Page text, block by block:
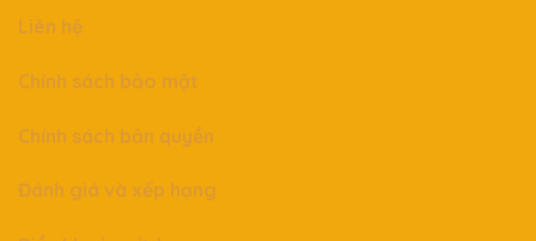
Liên hệ
Chính sách bảo mật
Chính sách bản quyền
Đánh giá và xếp hạng